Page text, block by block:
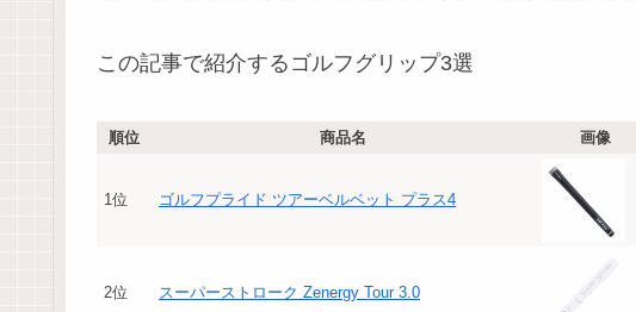
この記事で紹介するゴルフグリップ3選
順位 商品名 画像
1位 ゴルフプライド ツアーベルベット プラス4
2位 スーパーストローク Zenergy Tour 3.0